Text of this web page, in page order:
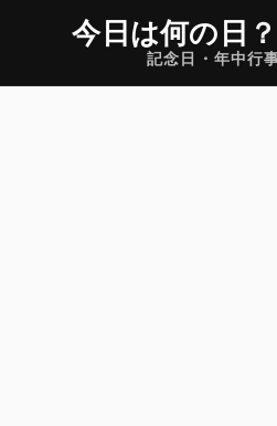
今日は何の日 ？
記念日・年中行